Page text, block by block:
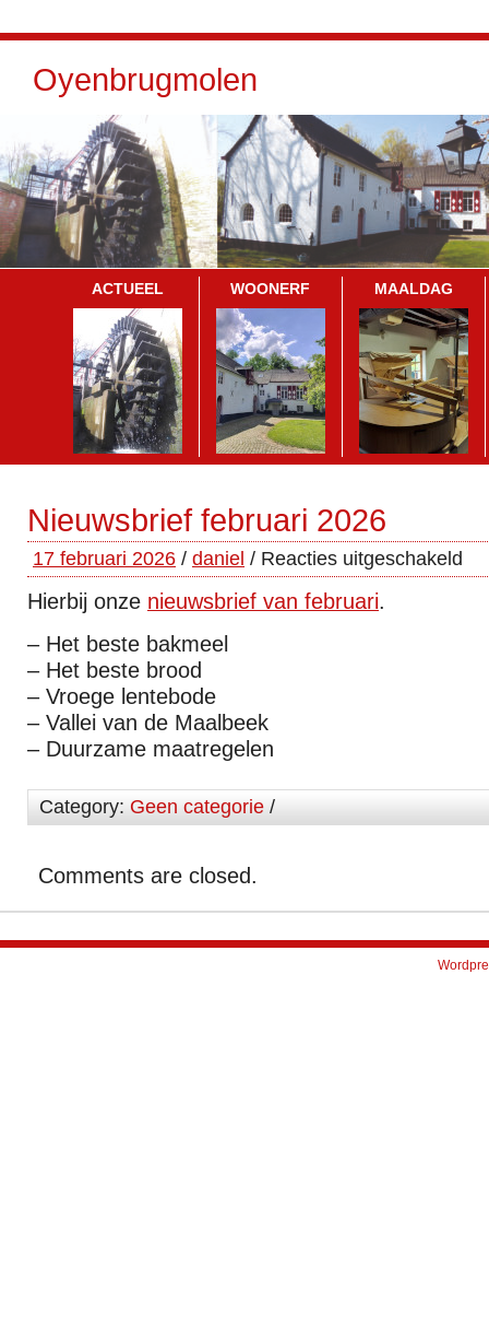
Oyenbrugmolen
ACTUEEL WOONERF MAALDAG
Nieuwsbrief februari 2026
17 februari 2026 / daniel / Reacties uitgeschakeld
Hierbij onze nieuwsbrief van februari.
– Het beste bakmeel
– Het beste brood
– Vroege lentebode
– Vallei van de Maalbeek
– Duurzame maatregelen
Category: Geen categorie /
Comments are closed.